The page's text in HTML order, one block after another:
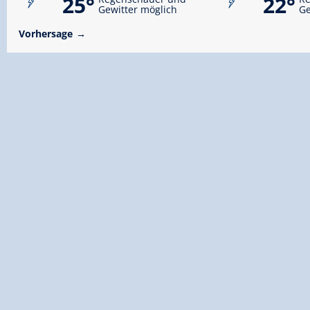
Gewitter möglich
Vorhersage